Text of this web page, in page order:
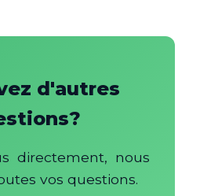
d'autres
directement, nous
vos questions.